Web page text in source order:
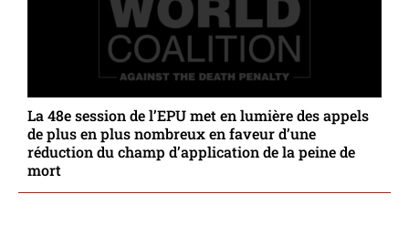
La 48e session de l’EPU met en lumière des appels
de plus en plus nombreux en faveur d’une
réduction du champ d’application de la peine de
mort